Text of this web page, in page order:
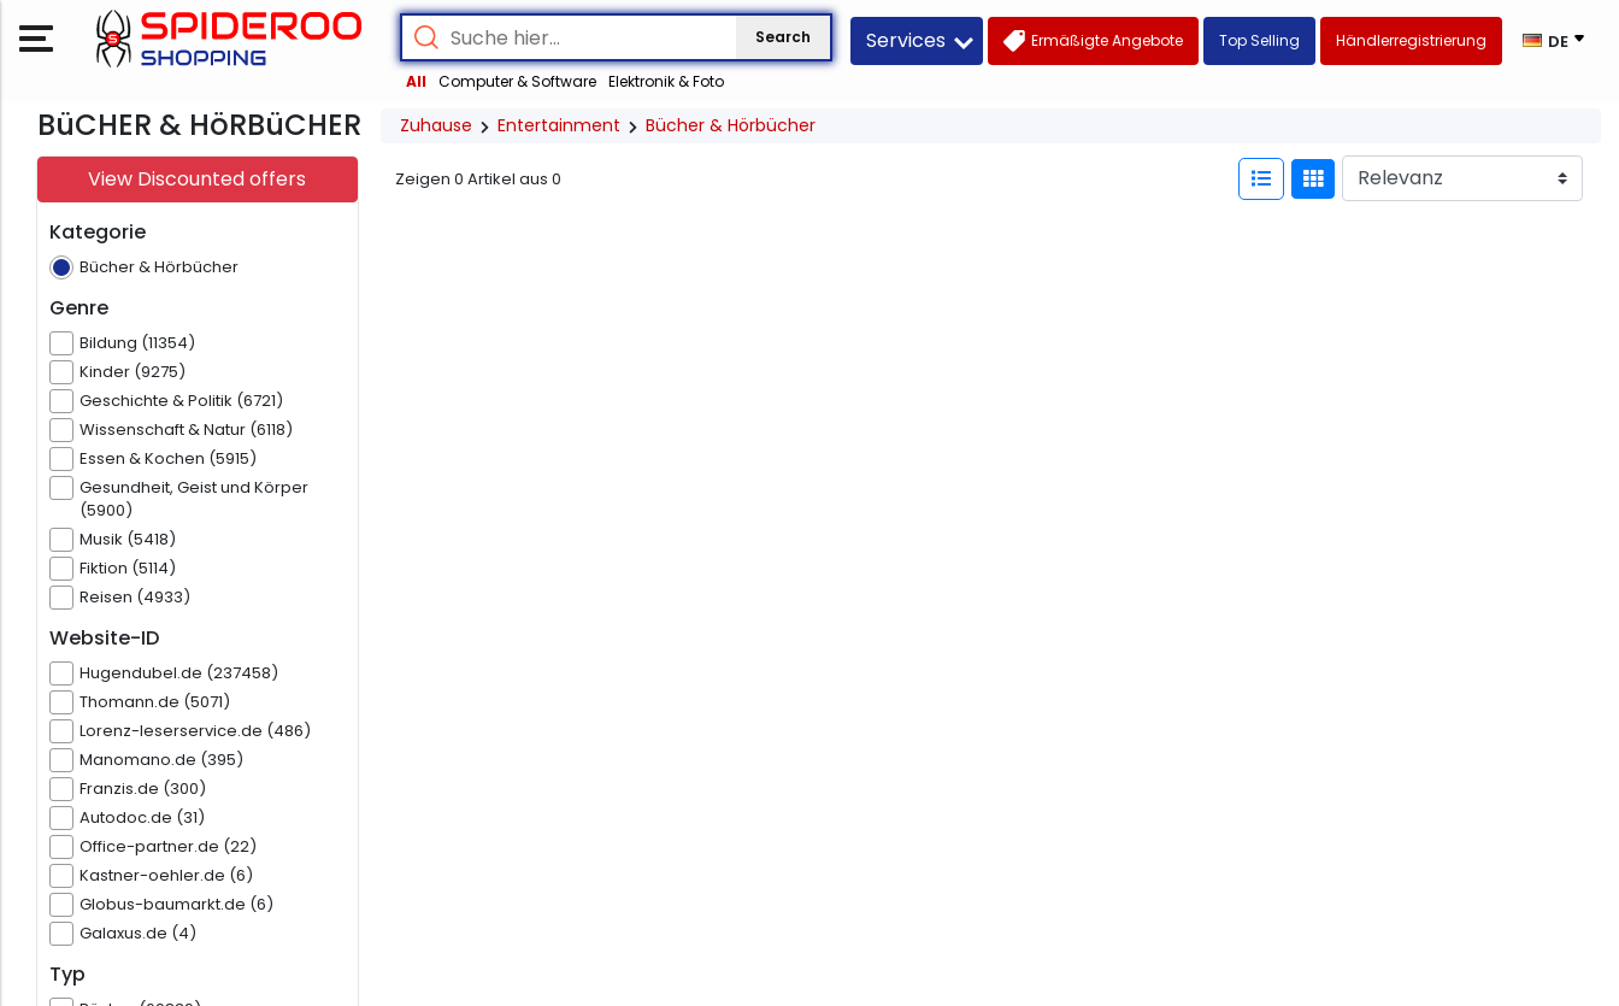
Search
All Computer & Software Elektronik & Foto
Services Ermäßigte Angebote Top Selling Händlerregistrierung DE
BüCHER & HöRBüCHER Zuhause Entertainment Bücher & Hörbücher
View Discounted offers
Kategorie
Bücher & Hörbücher
Genre
Bildung (11354)
Kinder (9275)
Geschichte & Politik (6721)
Wissenschaft & Natur (6118)
Essen & Kochen (5915)
Gesundheit, Geist und Körper
(5900)
Musik (5418)
Fiktion (5114)
Reisen (4933)
Website-ID
Hugendubel.de (237458)
Thomann.de (5071)
Lorenz-leserservice.de (486)
Manomano.de (395)
Franzis.de (300)
Autodoc.de (31)
Office-partner.de (22)
Kastner-oehler.de (6)
Globus-baumarkt.de (6)
Galaxus.de (4)
Typ
Zeigen 0 Artikel aus 0